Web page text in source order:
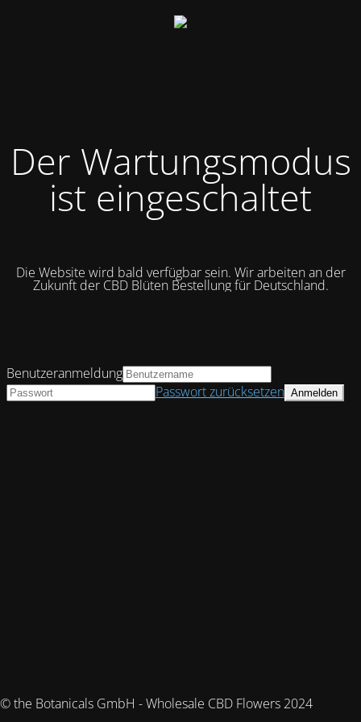
Der Wartungsmodus
ist eingeschaltet
Die Website wird bald verfügbar sein. Wir arbeiten an der
Zukunft der CBD Blüten Bestellung für Deutschland.
© the Botanicals GmbH - Wholesale CBD Flowers 2024
Benutzeranmeldung
Passwort zurücksetzen